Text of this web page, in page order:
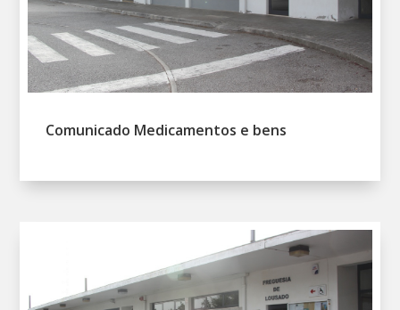
Comunicado Medicamentos e bens